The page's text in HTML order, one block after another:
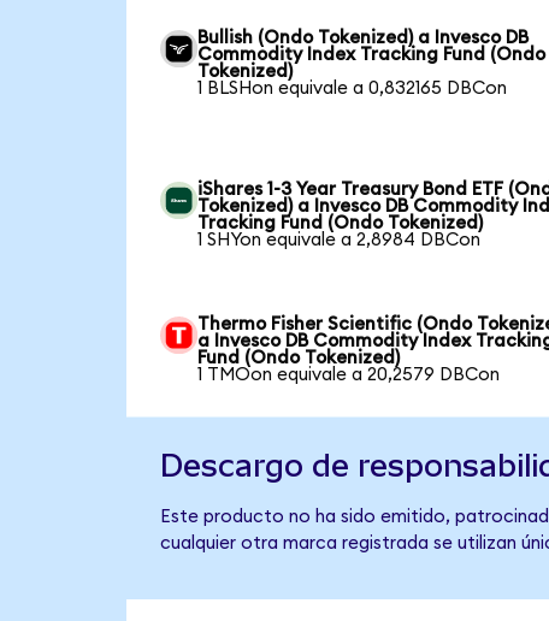
Bullish (Ondo Tokenized) a Invesco DB
Commodity Index Tracking Fund (Ondo
Tokenized)
1 BLSHon equivale a 0,832165 DBCon
iShares 1-3 Year Treasury Bond ETF
Tokenized) a Invesco DB Commodity
Tracking Fund (Ondo Tokenized)
1 SHYon equivale a 2,8984 DBCon
Thermo Fisher Scientific (Ondo
a Invesco DB Commodity Index
Fund (Ondo Tokenized)
1 TMOon equivale a 20,2579 DBCon
Descargo de
Este producto no ha sido emitido,
cualquier otra marca registrada se utilizan